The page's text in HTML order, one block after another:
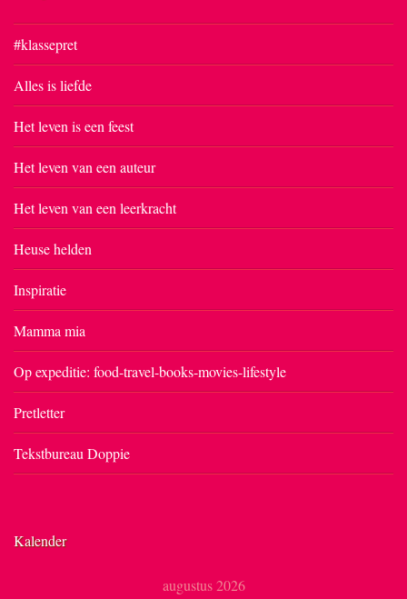
#klassepret
Alles is liefde
Het leven is een feest
Het leven van een auteur
Het leven van een leerkracht
Heuse helden
Inspiratie
Mamma mia
Op expeditie: food-travel-books-movies-lifestyle
Pretletter
Tekstbureau Doppie
Kalender
augustus 2026